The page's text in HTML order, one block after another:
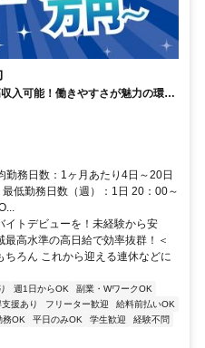
入可能！働きやすさが魅力の環境
収34万円以上可能！日払いも
です！週1日～・短期もOK！あな
しませんか！未経験者大歓迎！年
勤務日数：1ヶ月あたり4日～20日
低勤務日数（週）：1日 20：00～
イトデビューを！未経験から安
高水準の高日給で効率抜群！＜
ちろん これから迎える連休などに
週1日からOK
副業・WワークOK
援あり フリーター歓迎
給料前払いOK
務OK 平日のみOK 学生歓迎
経験不問